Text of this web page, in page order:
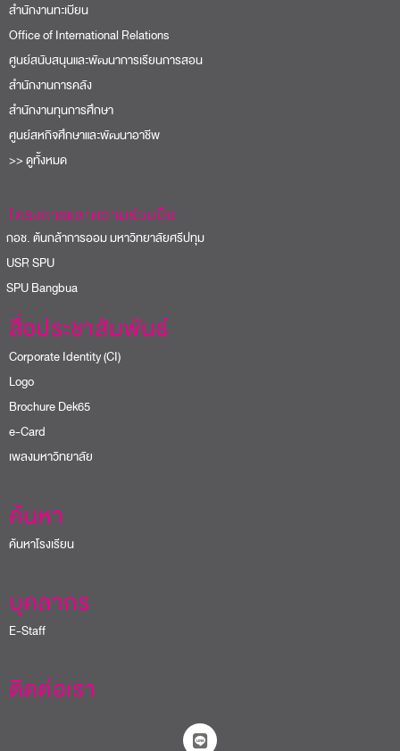
สำนักงานทะเบียน
Office of International Relations
ศูนย์สนับสนุนและพัฒนาการเรียนการสอน
สำนักงานการคลัง
สำนักงานทุนการศึกษา
ศูนย์สหกิจศึกษาและพัฒนาอาชีพ
>> ดูทั้งหมด
โครงการและความร่วมมือ
ช. ต้นกล้าการออม มหาวิทยาลัยศรีปทุม
SPU
Bangbua
สื่อประชาสัมพันธ์
Corporate Identity (CI)
Logo
Brochure Dek65
e-Card
เพลงมหาวิทยาลัย
ค้นหา
ค้นหาโรงเรียน
บุคลากร
E-Staff
ติดต่อเรา